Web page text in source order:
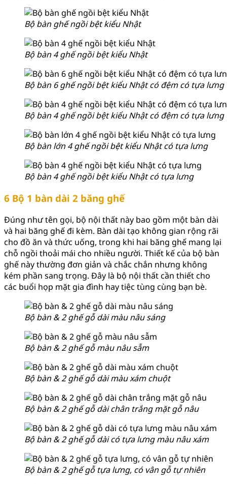
Bộ bàn ghế ngồi bệt kiểu Nhật
Bộ bàn 4 ghế ngồi bệt kiểu Nhật
Bộ bàn 6 ghế ngồi bệt kiểu Nhật có đệm có tựa lưng
Bộ bàn 4 ghế ngồi bệt kiểu Nhật có đệm có tựa lưng
Bộ bàn lớn 4 ghế ngồi bệt kiểu Nhật có tựa lưng
Bộ bàn 4 ghế ngồi bệt kiểu Nhật có tựa lưng
6 Bộ 1 bàn dài 2 băng ghế
Đúng như tên gọi, bộ nội thất này bao gồm một bàn dài
và hai băng ghế đi kèm. Bàn dài tạo không gian rộng rãi
cho đồ ăn và thức uống, trong khi hai băng ghế mang lại
chỗ ngồi thoải mái cho nhiều người. Thiết kế của bộ bàn
ghế này thường đơn giản và chắc chắn nhưng không
kém phần sang trọng. Đây là bộ nội thất cần thiết cho
các buổi họp mặt gia đình hay tiệc tùng cùng bạn bè.
Bộ bàn & 2 ghế gỗ dài màu nâu sáng
Bộ bàn & 2 ghế gỗ màu nâu sẫm
Bộ bàn & 2 ghế gỗ dài màu xám chuột
Bộ bàn & 2 ghế gỗ dài chân trắng mặt gỗ nâu
Bộ bàn & 2 ghế gỗ dài có tựa lưng màu nâu xám
Bộ bàn & 2 ghế gỗ tựa lưng, có vân gỗ tự nhiên